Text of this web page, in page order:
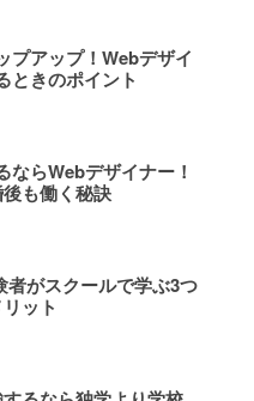
プアップ！Webデザイ
ときのポイント
ならWebデザイナー！
も働く秘訣
がスクールで学ぶ3つ
ット